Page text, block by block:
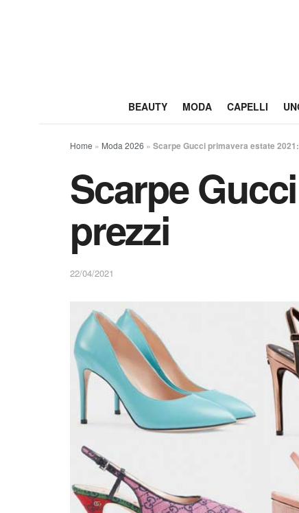
BEAUTY MODA CAPELLI
Home » Moda 2026 » Scarpe Gucci primavera estate
Scarpe
prezzi
22/04/2021